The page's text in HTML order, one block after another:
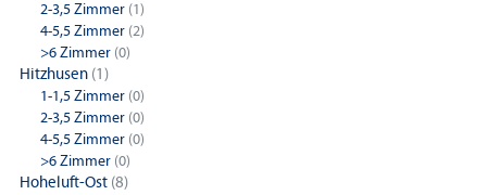
2-3,5 Zimmer (1)
4-5,5 Zimmer (2)
>6 Zimmer (0)
Hitzhusen (1)
1-1,5 Zimmer (0)
2-3,5 Zimmer (0)
4-5,5 Zimmer (0)
>6 Zimmer (0)
Hoheluft-Ost (8)